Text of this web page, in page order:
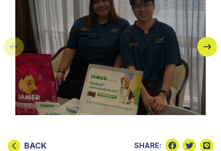
BACK SHARE: